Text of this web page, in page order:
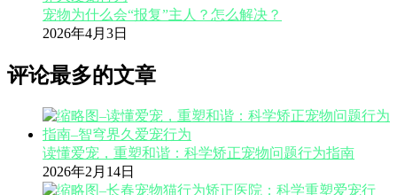
宠物为什么会“报复”主人？怎么解决？
2026年4月3日
评论最多的文章
读懂爱宠，重塑和谐：科学矫正宠物问题行为指南
2026年2月14日